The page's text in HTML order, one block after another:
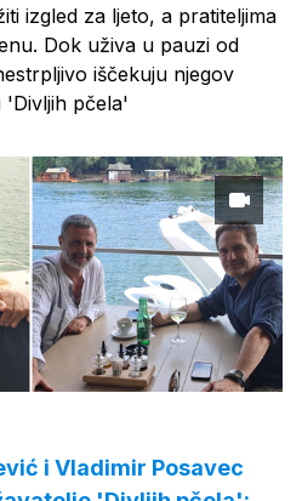
izgled za ljeto, a pratiteljima
Dok uživa u pauzi od
iščekuju njegov
'Divljih pčela'
i Vladimir Posavec